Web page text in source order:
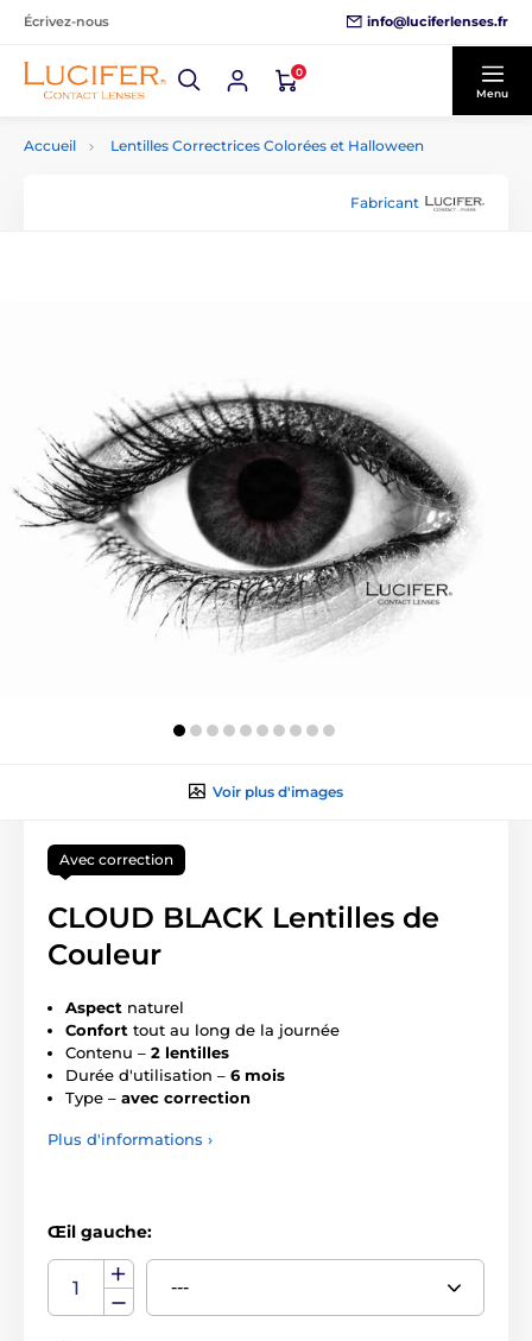
Écrivez-nous info@luciferlenses.fr
0
Menu
Accueil Lentilles Correctrices Colorées et Halloween
Fabricant
Voir plus d'images
Avec correction
CLOUD BLACK Lentilles de
Couleur
Aspect naturel
Confort tout au long de la journée
Contenu – 2 lentilles
Durée d'utilisation – 6 mois
Type – avec correction
Plus d'informations ›
Œil gauche: